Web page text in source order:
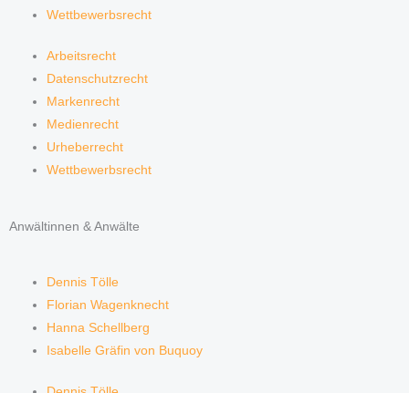
Wettbewerbsrecht
Arbeitsrecht
Datenschutzrecht
Markenrecht
Medienrecht
Urheberrecht
Wettbewerbsrecht
Anwältinnen & Anwälte
Dennis Tölle
Florian Wagenknecht
Hanna Schellberg
Isabelle Gräfin von Buquoy